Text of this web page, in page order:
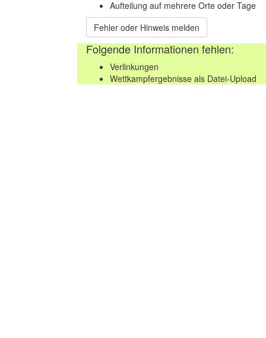
Aufteilung auf mehrere Orte oder Tage
Fehler oder Hinweis melden
Folgende Informationen fehlen:
Verlinkungen
Wettkampfergebnisse als Datei-Upload